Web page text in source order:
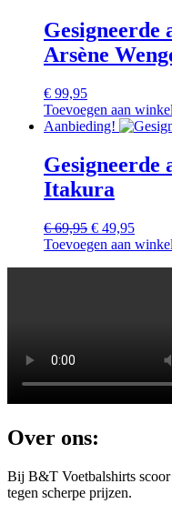
Gesigneerde
Arsène
€ 99,95
Toevoegen aan
Aanbieding!
Gesigneerde
Itakura
€69,95
prijs
€ 49,95Huidige
prijs
Toevoegen aan
Over ons:
Bij B&T Voetbalshirts scoor
tegen scherpe prijzen.